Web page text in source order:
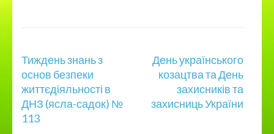
Навігація
записів
Тиждень знань з
основ безпеки
життєдіяльності в
ДНЗ (ясла-садок) №
113
День українського
козацтва та День
захисників та
захисниць України